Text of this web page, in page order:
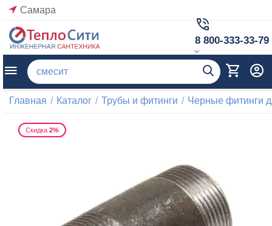
Самара
8 800-333-33-79
Главная / Каталог / Трубы и фитинги / Черные фитинги
Скидка 2%